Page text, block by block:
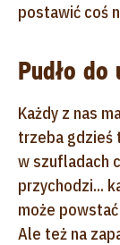
postawić coś
Pudło do
Każdy z nas
trzeba gdzieś
w szufladach
przychodzi...
może powstać
Ale też na